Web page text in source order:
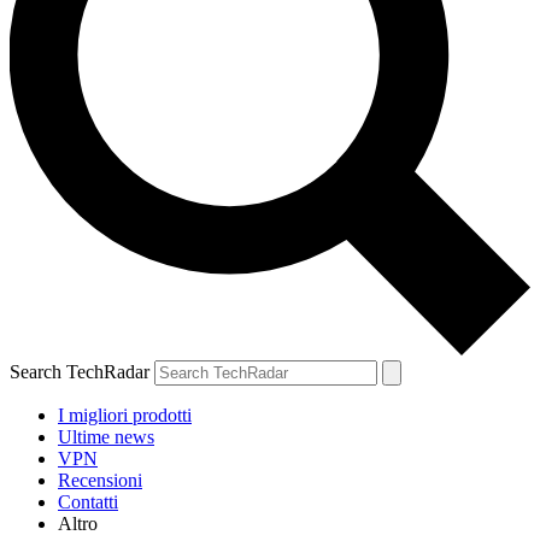
Search TechRadar
I migliori prodotti
Ultime news
VPN
Recensioni
Contatti
Altro